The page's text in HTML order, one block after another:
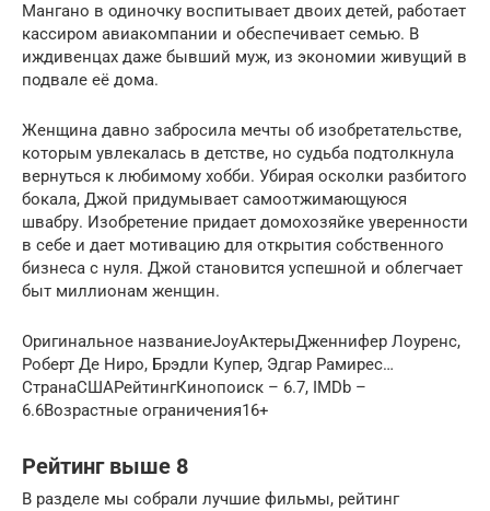
Мангано в одиночку воспитывает двоих детей, работает
кассиром авиакомпании и обеспечивает семью. В
иждивенцах даже бывший муж, из экономии живущий в
подвале её дома.
Женщина давно забросила мечты об изобретательстве,
которым увлекалась в детстве, но судьба подтолкнула
вернуться к любимому хобби. Убирая осколки разбитого
бокала, Джой придумывает самоотжимающуюся
швабру. Изобретение придает домохозяйке уверенности
в себе и дает мотивацию для открытия собственного
бизнеса с нуля. Джой становится успешной и облегчает
быт миллионам женщин.
Оригинальное названиеJoyАктерыДженнифер Лоуренс,
Роберт Де Ниро, Брэдли Купер, Эдгар Рамирес…
СтранаСШАРейтингКинопоиск – 6.7, IMDb –
6.6Возрастные ограничения16+
Рейтинг выше 8
В разделе мы собрали лучшие фильмы, рейтинг